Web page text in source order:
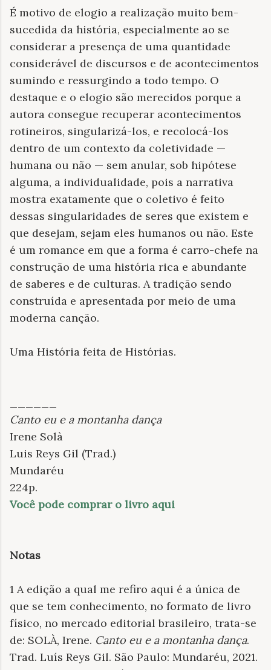
É motivo de elogio a realização muito bem-
sucedida da história, especialmente ao se
considerar a presença de uma quantidade
considerável de discursos e de acontecimentos
sumindo e ressurgindo a todo tempo. O
destaque e o elogio são merecidos porque a
autora consegue recuperar acontecimentos
rotineiros, singularizá-los, e recolocá-los
dentro de um contexto da coletividade —
humana ou não — sem anular, sob hipótese
alguma, a individualidade, pois a narrativa
mostra exatamente que o coletivo é feito
dessas singularidades de seres que existem e
que desejam, sejam eles humanos ou não. Este
é um romance em que a forma é carro-chefe na
construção de uma história rica e abundante
de saberes e de culturas. A tradição sendo
construída e apresentada por meio de uma
moderna canção.
Uma História feita de Histórias.
Canto eu e a montanha dança
Irene Solà
Luis Reys Gil (Trad.)
Mundaréu
224p.
Você pode comprar o livro aqui
Notas
1 A edição a qual me refiro aqui é a única de
que se tem conhecimento, no formato de livro
físico, no mercado editorial brasileiro, trata-se
de: SOLÀ, Irene. Canto eu e a montanha dança.
Trad. Luís Reys Gil. São Paulo: Mundaréu, 2021.